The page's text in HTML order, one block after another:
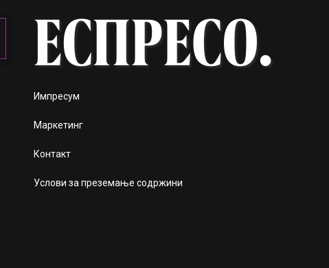
Импресум
Маркетинг
Контакт
Услови за преземање содржини